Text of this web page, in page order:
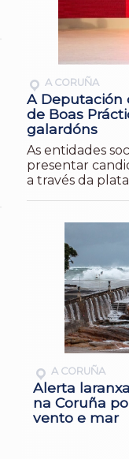
A CORUÑA
A Deputación
de Boas
galardóns
As entidades
presentar
a través da
A CORUÑA
Alerta
na Coruña
vento e mar